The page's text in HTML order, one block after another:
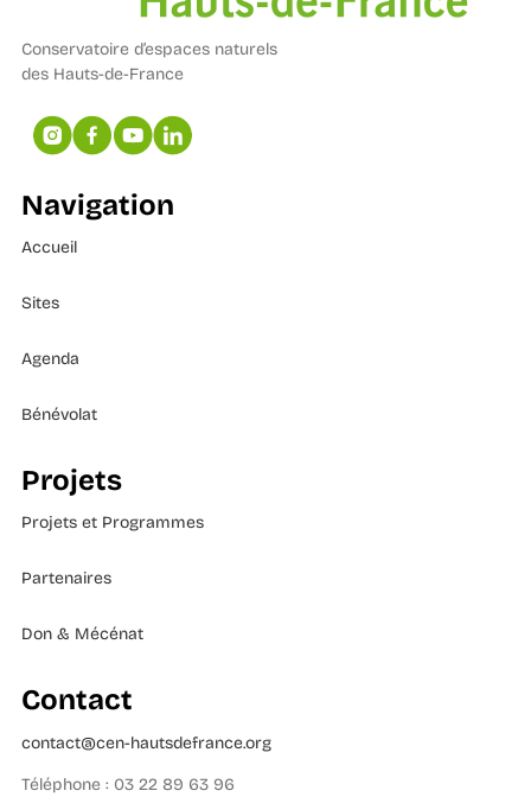
Conservatoire d’espaces naturels
des Hauts-de-France
Navigation
Accueil
Sites
Agenda
Bénévolat
Projets
Projets et Programmes
Partenaires
Don & Mécénat
Contact
contact@cen-hautsdefrance.org
Téléphone : 03 22 89 63 96